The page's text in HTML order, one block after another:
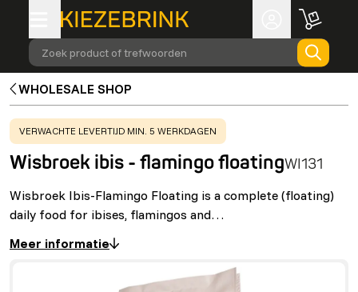
Zoek product of trefwoorden
WHOLESALE SHOP
WARNING:
VERWACHTE LEVERTIJD MIN. 5 WERKDAGEN
Wisbroek ibis - flamingo floatingWI131
Wisbroek Ibis-Flamingo Floating is a complete (floating)
daily food for ibises, flamingos and…
Meer informatie